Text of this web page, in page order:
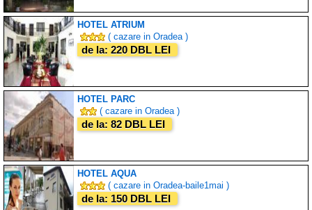
HOTEL ATRIUM
( cazare in Oradea )
de la: 220 DBL LEI
HOTEL PARC
( cazare in Oradea )
de la: 82 DBL LEI
HOTEL AQUA
( cazare in Oradea-baile1mai )
de la: 150 DBL LEI